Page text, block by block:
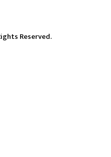
Reserved.